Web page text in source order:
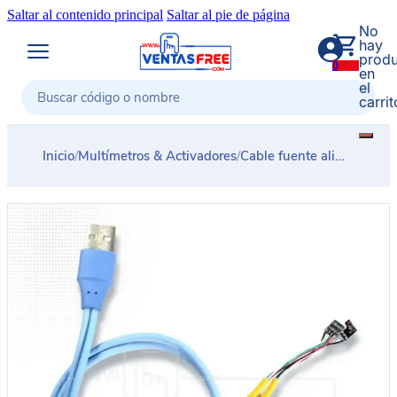
Saltar al contenido principal Saltar al pie de página
Buscar
0
No
hay
en
el
Inicio/Multímetros & Activadores/Cable fuente alimentación dedicado iPhone serie 13 SUNSHINE SS-908D